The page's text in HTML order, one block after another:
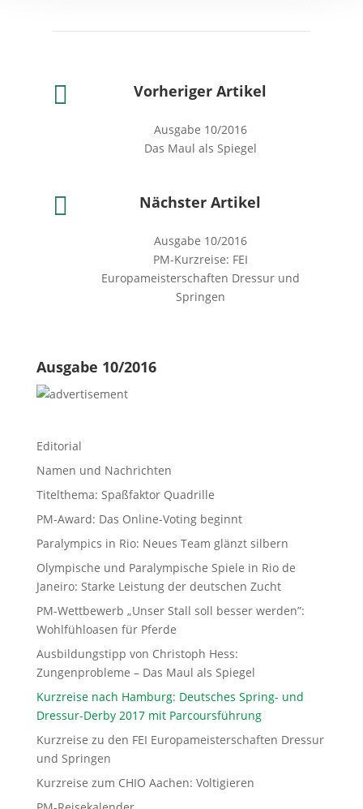
 Vorheriger Artikel
Ausgabe 10/2016
Das Maul als Spiegel
 Nächster Artikel
Ausgabe 10/2016
PM-Kurzreise: FEI
Europameisterschaften Dressur und
Springen
Ausgabe 10/2016
Editorial
Namen und Nachrichten
Titelthema: Spaßfaktor Quadrille
PM-Award: Das Online-Voting beginnt
Paralympics in Rio: Neues Team glänzt silbern
Olympische und Paralympische Spiele in Rio de
Janeiro: Starke Leistung der deutschen Zucht
PM-Wettbewerb „Unser Stall soll besser werden”:
Wohlfühloasen für Pferde
Ausbildungstipp von Christoph Hess:
Zungenprobleme – Das Maul als Spiegel
Kurzreise nach Hamburg: Deutsches Spring- und
Dressur-Derby 2017 mit Parcoursführung
Kurzreise zu den FEI Europameisterschaften Dressur
und Springen
Kurzreise zum CHIO Aachen: Voltigieren